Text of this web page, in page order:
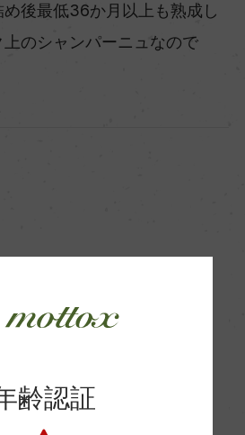
後最低36か月以上も熟成し
のシャンパーニュなので
齢認証